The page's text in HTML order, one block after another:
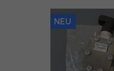
NEU